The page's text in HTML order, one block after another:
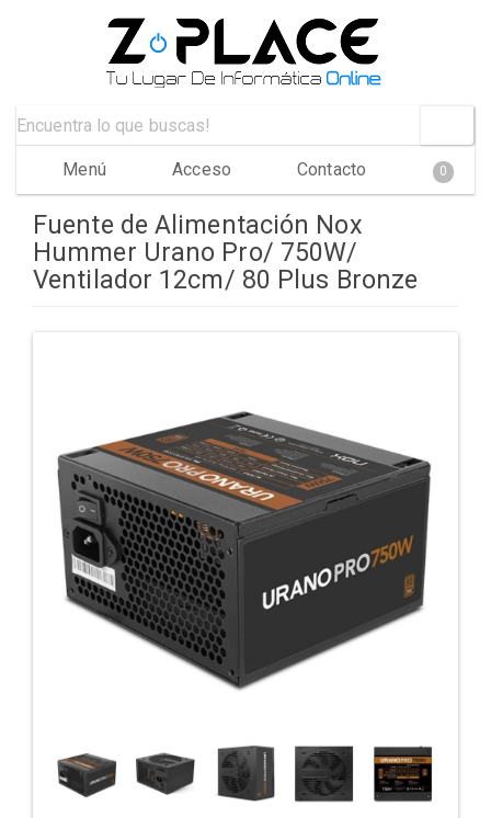
Menú Acceso Contacto 0
Fuente de Alimentación Nox
Hummer Urano Pro/ 750W/
Ventilador 12cm/ 80 Plus Bronze